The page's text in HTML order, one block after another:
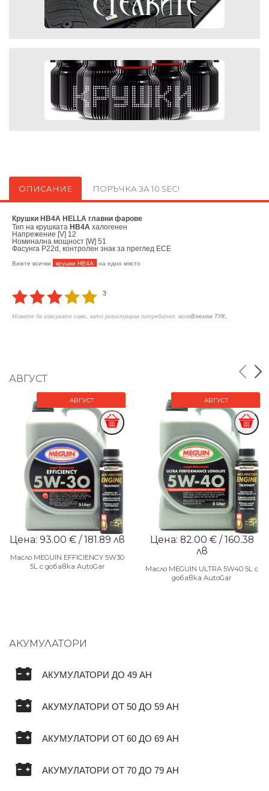
ОПИСАНИЕ ПОРЪЧКА ЗА 10 SEC!
Крушки HB4A HELLA главни фарове
Тип на крушката HB4A халогенен
Напрежение [V] 12
Номинална мощност [W] 51
Фасунга P22d, контролен знак за преглед ECE
Вижте всички крушки HB4A на едно място
3
Можете да гласувате само, като регистриран потребител, моляВлезте ТУК
АВГУСТ
АВГУСТ
Цена: 93.00 € / 181.89 лв
Масло MEGUIN EFFICIENCY 5W30
5L с добавка AutoGar
АВГУСТ
Цена: 82.00 € / 160.38
лв
Масло MEGUIN ULTRA 5W40 5L с
добавка AutoGar
АКУМУЛАТОРИ
АКУМУЛАТОРИ ДО 49 AH
АКУМУЛАТОРИ ОТ 50 ДО 59 AH
АКУМУЛАТОРИ ОТ 60 ДО 69 AH
АКУМУЛАТОРИ ОТ 70 ДО 79 AH